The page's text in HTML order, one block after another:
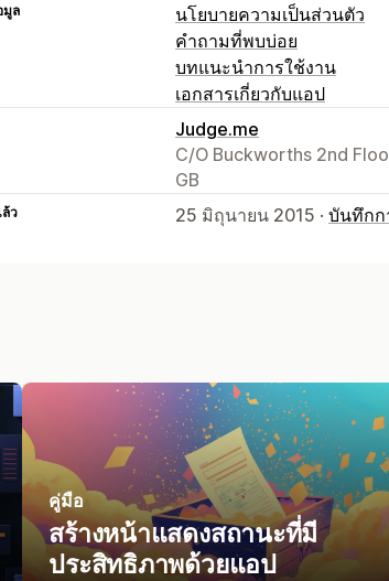
มูล
นโยบายความเป็นส่วนตัว
คำถามที่พบบ่อย
บทแนะนำการใช้งาน
เอกสารเกี่ยวกับแอป
Judge.me
C/O Buckworths 2nd
GB
ว 25 มิถุนายน 2015 · บันทึกก
คู่มือ
สร้างหน้าแสดงสถานะที่มี
ประสิทธิภาพด้วยแอป